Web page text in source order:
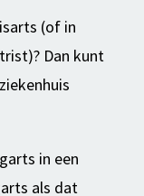
(of in
Dan kunt
in een
als dat